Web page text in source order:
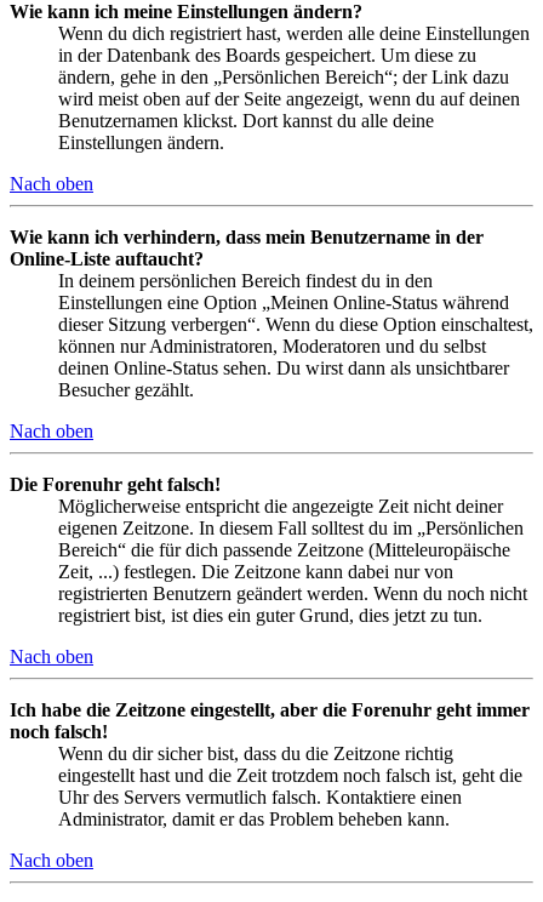
Wie kann ich meine Einstellungen ändern?
Wenn du dich registriert hast, werden alle deine Einstellungen
in der Datenbank des Boards gespeichert. Um diese zu
ändern, gehe in den „Persönlichen Bereich“; der Link dazu
wird meist oben auf der Seite angezeigt, wenn du auf deinen
Benutzernamen klickst. Dort kannst du alle deine
Einstellungen ändern.
Nach oben
Wie kann ich verhindern, dass mein Benutzername in der
Online-Liste auftaucht?
In deinem persönlichen Bereich findest du in den
Einstellungen eine Option „Meinen Online-Status während
dieser Sitzung verbergen“. Wenn du diese Option einschaltest,
können nur Administratoren, Moderatoren und du selbst
deinen Online-Status sehen. Du wirst dann als unsichtbarer
Besucher gezählt.
Nach oben
Die Forenuhr geht falsch!
Möglicherweise entspricht die angezeigte Zeit nicht deiner
eigenen Zeitzone. In diesem Fall solltest du im „Persönlichen
Bereich“ die für dich passende Zeitzone (Mitteleuropäische
Zeit, ...) festlegen. Die Zeitzone kann dabei nur von
registrierten Benutzern geändert werden. Wenn du noch nicht
registriert bist, ist dies ein guter Grund, dies jetzt zu tun.
Nach oben
Ich habe die Zeitzone eingestellt, aber die Forenuhr geht immer
noch falsch!
Wenn du dir sicher bist, dass du die Zeitzone richtig
eingestellt hast und die Zeit trotzdem noch falsch ist, geht die
Uhr des Servers vermutlich falsch. Kontaktiere einen
Administrator, damit er das Problem beheben kann.
Nach oben